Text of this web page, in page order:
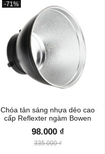
-71%
Chóa tản sáng nhựa dẻo cao
cấp Reflexter ngàm Bowen
98.000 ₫
335.000 ₫